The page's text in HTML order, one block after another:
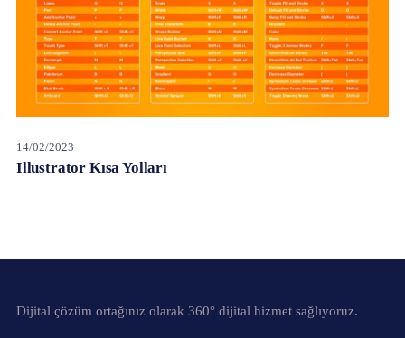
14/02/2023
Illustrator Kısa Yolları
Dijital çözüm ortağınız olarak 360° dijital hizmet sağlıyoruz.